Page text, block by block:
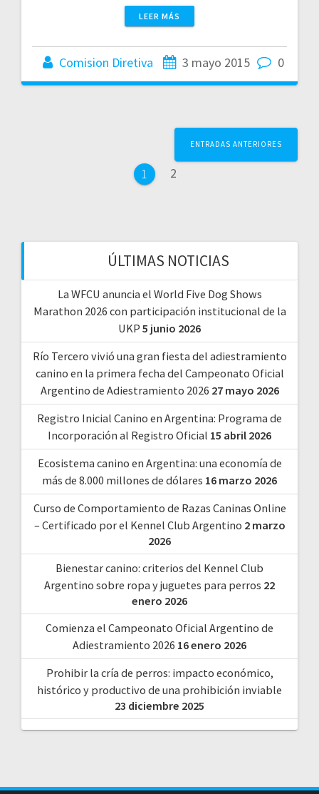
LEER MÁS
Comision Diretiva 3 mayo 2015 0
Página
1 Página
2
ENTRADAS ANTERIORES
ÚLTIMAS NOTICIAS
La WFCU anuncia el World Five Dog Shows
Marathon 2026 con participación institucional de la
UKP 5 junio 2026
Río Tercero vivió una gran fiesta del adiestramiento
canino en la primera fecha del Campeonato Oficial
Argentino de Adiestramiento 2026 27 mayo 2026
Registro Inicial Canino en Argentina: Programa de
Incorporación al Registro Oficial 15 abril 2026
Ecosistema canino en Argentina: una economía de
más de 8.000 millones de dólares 16 marzo 2026
Curso de Comportamiento de Razas Caninas Online
– Certificado por el Kennel Club Argentino 2 marzo
2026
Bienestar canino: criterios del Kennel Club
Argentino sobre ropa y juguetes para perros 22
enero 2026
Comienza el Campeonato Oficial Argentino de
Adiestramiento 2026 16 enero 2026
Prohibir la cría de perros: impacto económico,
histórico y productivo de una prohibición inviable
23 diciembre 2025